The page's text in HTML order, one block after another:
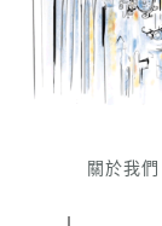
關於我們